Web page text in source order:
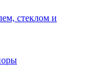
стеклом и